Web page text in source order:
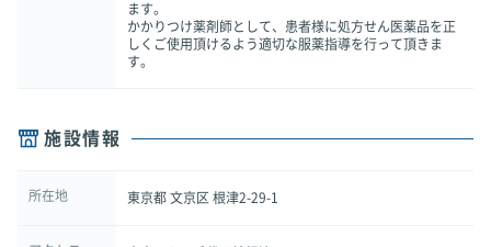
ます。
かかりつけ薬剤師として、患者様に処方せん医薬品を正
しくご使用頂けるよう適切な服薬指導を行って頂きま
す。
施設情報
所在地 東京都 文京区 根津2-29-1